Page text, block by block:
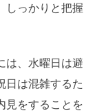
しっかりと把握
は、水曜日は避
日は混雑するた
見をすることを